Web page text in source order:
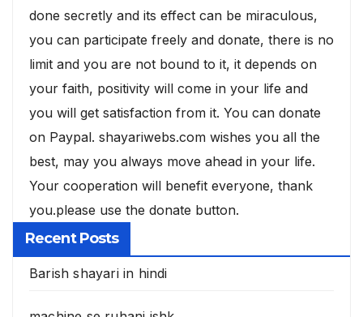
done secretly and its effect can be miraculous,
you can participate freely and donate, there is no
limit and you are not bound to it, it depends on
your faith, positivity will come in your life and
you will get satisfaction from it. You can donate
on Paypal. shayariwebs.com wishes you all the
best, may you always move ahead in your life.
Your cooperation will benefit everyone, thank
you.please use the donate button.
Recent Posts
Barish shayari in hindi